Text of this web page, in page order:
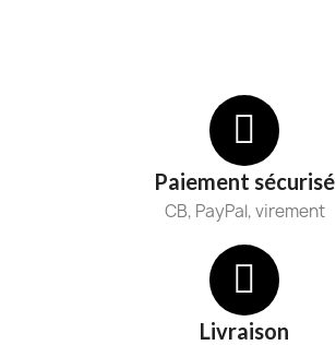
Paiement sécurisé
CB, PayPal, virement
Livraison